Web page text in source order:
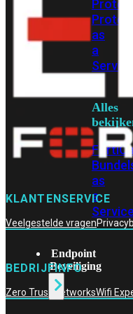
as
a
Service
Alles
as
a
Service
Endpoint
Beveiliging
KLANTENSERVICE
Veelgestelde vragen
BEDRIJFINFO
Zero Trust NetworksWifi